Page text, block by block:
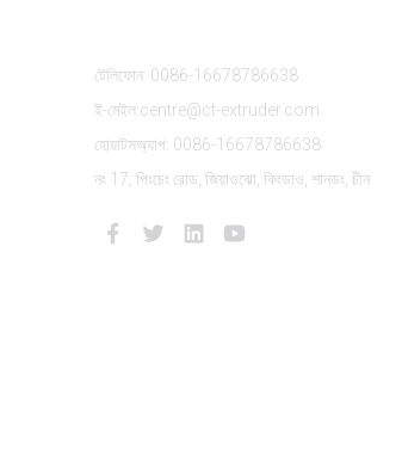
টেলিফোন: 0086-16678786638
ই-মেইল:centre@ct-extruder.com
হোয়াটসঅ্যাপ: 0086-16678786638
নং 17, পিংচেং রোড, জিয়াওঝো, কিংডাও, শানডং, চীন